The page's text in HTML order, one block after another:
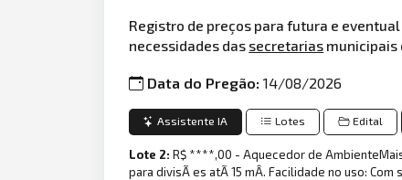
Registro de preços para futura e
necessidades das secretarias municipais
Data do Pregão:14/08/2026
Assistente IA Lotes Edital
Lote 2:R$ ****,00 - Aquecedor de
para divisÃ es atÃ 15 mÂ. Facilidade no uso: